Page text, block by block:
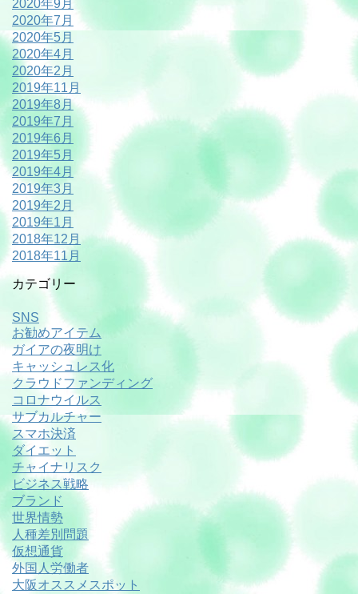
2020年9月
2020年7月
2020年5月
2020年4月
2020年2月
2019年11月
2019年8月
2019年7月
2019年6月
2019年5月
2019年4月
2019年3月
2019年2月
2019年1月
2018年12月
2018年11月
カテゴリー
SNS
お勧めアイテム
ガイアの夜明け
キャッシュレス化
クラウドファンディング
コロナウイルス
サブカルチャー
スマホ決済
ダイエット
チャイナリスク
ビジネス戦略
ブランド
世界情勢
人種差別問題
仮想通貨
外国人労働者
大阪オススメスポット